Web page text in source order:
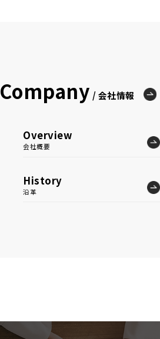
Company / 会社情報
Overview
会社概要
History
沿革